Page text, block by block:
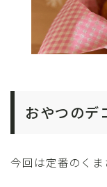
おやつのデ
今回は定番のくま